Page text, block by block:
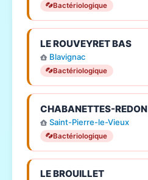
Bactériologique
LE ROUVEYRET BAS
Blavignac
Bactériologique
CHABANETTES-REDON
Saint-Pierre-le-Vieux
Bactériologique
LE BROUILLET